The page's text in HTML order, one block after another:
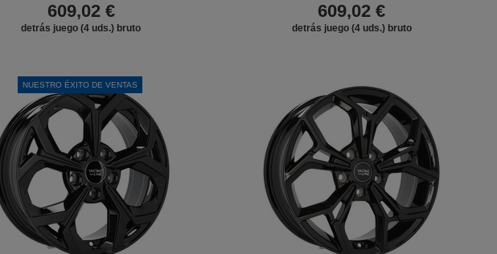
609,02 €
detrás juego (4 uds.) bruto
609,02 €
detrás juego (4 uds.) bruto
NUESTRO ÉXITO DE VENTAS